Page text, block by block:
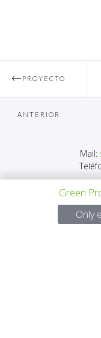
PROYECTO
ANTERIOR
Mail:
Green
Only